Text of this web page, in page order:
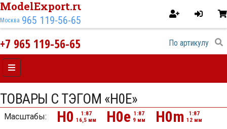
ModelExport.ru
Москва 965 119-56-65
+7 965 119-56-65
ТОВАРЫ С ТЭГОМ «H0E»
Масштабы: H0
1:87
16,5 мм
H0e 1:87
9 мм
H0m
1:87
12 мм